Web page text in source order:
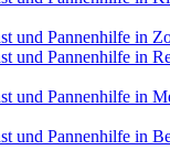
und Pannenhilfe in
und Pannenhilfe in
und Pannenhilfe in
und Pannenhilfe in